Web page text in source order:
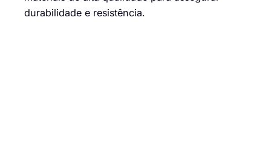
durabilidade e resistência.